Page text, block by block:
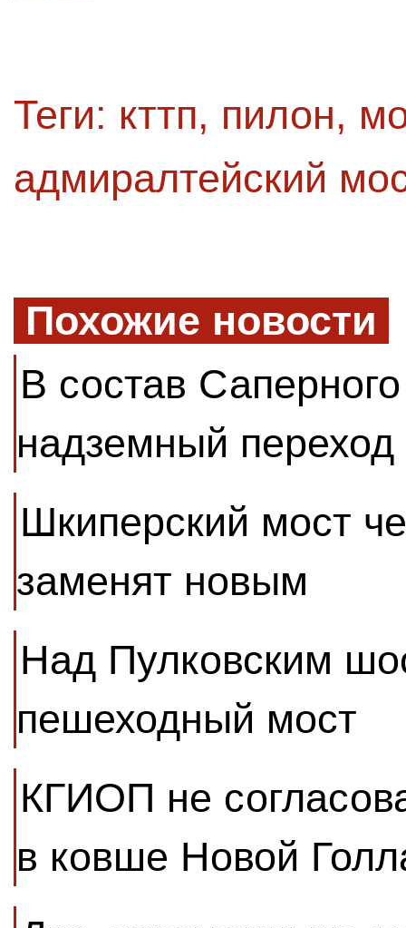
Теги: кттп, пилон,
адмиралтейский
Похожие новости
В состав
надземный переход
Шкиперский мост
заменят новым
Над Пулковским
пешеходный мост
КГИОП не
в ковше Новой